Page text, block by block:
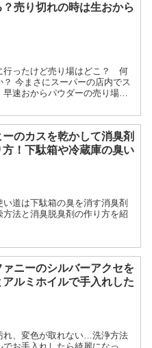
？売り切れの時は生おから
行ったけど売り場はどこ？ 何
今まさにスーパーの店内でス
速おからパウダーの売り場を
ーのカスを乾かして消臭剤
方！下駄箱や冷蔵庫の臭い
道は下駄箱の臭を消す消臭剤
法と消臭脱臭剤の作り方を紹
ァニーのシルバーアクセを
アルミホイルで手入れした
れ、変色が取れない…洗浄方法
お手入れしたら綺麗になっ